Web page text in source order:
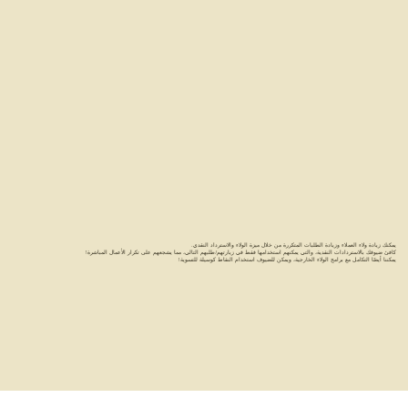
يمكنك زيادة ولاء العملاء وزيادة الطلبات المتكررة من خلال ميزة الولاء والاسترداد النقدي.
كافئ ضيوفك بالاستردادات النقدية، والتي يمكنهم استخدامها فقط في زيارتهم/طلبهم التالي، مما يشجعهم على تكرار الأعمال المباشرة!
يمكننا أيضًا التكامل مع برامج الولاء الخارجية، ويمكن للضيوف استخدام النقاط كوسيلة للتسوية!